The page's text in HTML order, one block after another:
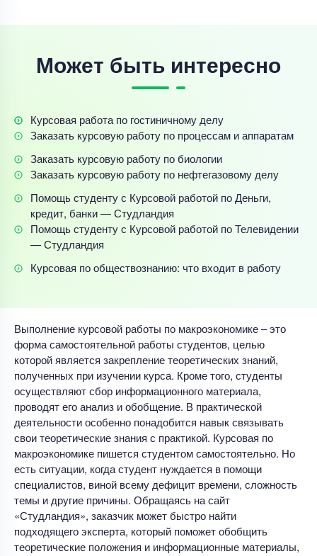
Может быть интересно
Курсовая работа по гостиничному делу
Заказать курсовую работу по процессам и аппаратам
Заказать курсовую работу по биологии
Заказать курсовую работу по нефтегазовому делу
Помощь студенту с Курсовой работой по Деньги,
кредит, банки — Студландия
Помощь студенту с Курсовой работой по Телевидении
— Студландия
Курсовая по обществознанию: что входит в работу
Выполнение курсовой работы по макроэкономике – это
форма самостоятельной работы студентов, целью
которой является закрепление теоретических знаний,
полученных при изучении курса. Кроме того, студенты
осуществляют сбор информационного материала,
проводят его анализ и обобщение. В практической
деятельности особенно понадобится навык связывать
свои теоретические знания с практикой. Курсовая по
макроэкономике пишется студентом самостоятельно. Но
есть ситуации, когда студент нуждается в помощи
специалистов, виной всему дефицит времени, сложность
темы и другие причины. Обращаясь на сайт
«Студландия», заказчик может быстро найти
подходящего эксперта, который поможет обобщить
теоретические положения и информационные материалы,